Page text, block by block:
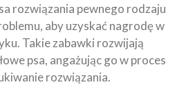
rozwiązania pewnego rodzaju
aby uzyskać nagrodę w
Takie zabawki rozwijają
psa, angażując go w proces
rozwiązania.